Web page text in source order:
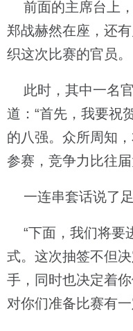
前面的主席台上，
郑战赫然在座，还
织这次比赛的官员。
此时，其中一名
道：“首先，我要祝
的八强。众所周知
参赛，竞争力比往
一连串套话说了足
“下面，我们将要
式。这次抽签不但
手，同时也决定着
对你们准备比赛有